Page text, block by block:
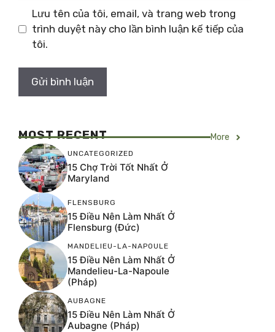
Lưu tên của tôi, email, và trang web trong
trình duyệt này cho lần bình luận kế tiếp của
tôi.
MOST RECENT More
UNCATEGORIZED
15 Chợ Trời Tốt Nhất Ở
Maryland
FLENSBURG
15 Điều Nên Làm Nhất Ở
Flensburg (Đức)
MANDELIEU-LA-NAPOULE
15 Điều Nên Làm Nhất Ở
Mandelieu-La-Napoule
(Pháp)
AUBAGNE
15 Điều Nên Làm Nhất Ở
Aubagne (Pháp)